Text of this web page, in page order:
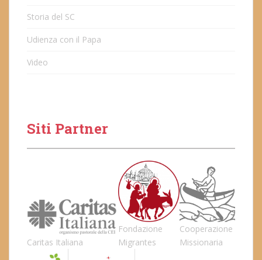
Storia del SC
Udienza con il Papa
Video
Siti Partner
Caritas Italiana
Fondazione
Migrantes
Cooperazione
Missionaria